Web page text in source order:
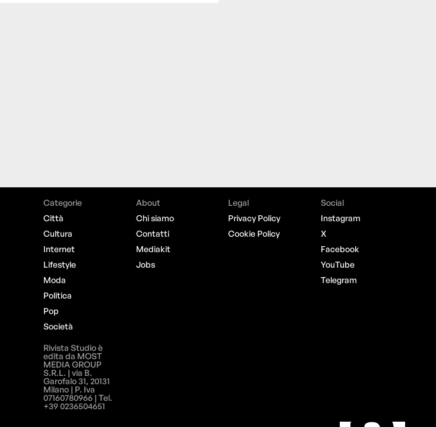
Categorie
Città
Cultura
Internet
Lifestyle
Moda
Politica
Pop
Società
About
Chi siamo
Contatti
Mediakit
Jobs
Legal
Privacy Policy
Cookie Policy
Social
Instagram
X
Facebook
YouTube
Telegram
Rivista Studio è
edita da MOST
MEDIA GROUP
S.R.L. | via B.
Garofalo 31, 20131
Milano | P. Iva
07160780966 | Tel.
+39 0236504651